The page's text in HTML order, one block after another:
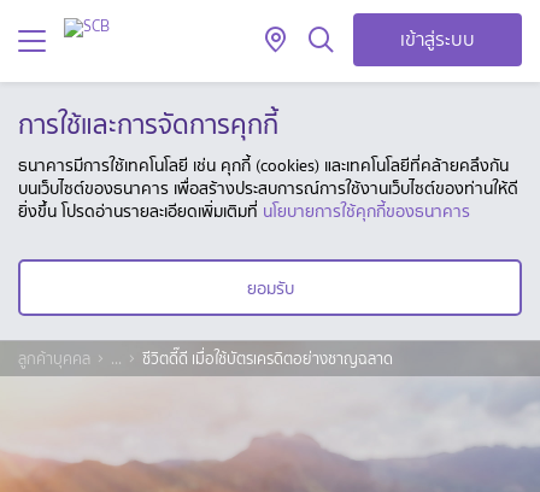
เข้าสู่ระบบ
การใช้และการจัดการคุกกี้
ธนาคารมีการใช้เทคโนโลยี เช่น คุกกี้ (cookies) และเทคโนโลยีที่คล้ายคลึงกัน
บนเว็บไซต์ของธนาคาร เพื่อสร้างประสบการณ์การใช้งานเว็บไซต์ของท่านให้ดี
ยิ่งขึ้น โปรดอ่านรายละเอียดเพิ่มเติมที่ นโยบายการใช้คุกกี้ของธนาคาร
ยอมรับ
ลูกค้าบุคคล ... ชีวิตดี๊ดี เมื่อใช้บัตรเครดิตอย่างชาญฉลาด